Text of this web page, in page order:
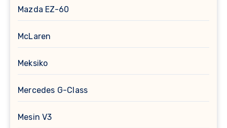
Mazda EZ-60
McLaren
Meksiko
Mercedes G-Class
Mesin V3